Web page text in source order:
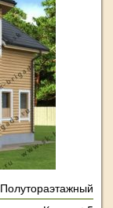
Полутораэтажный